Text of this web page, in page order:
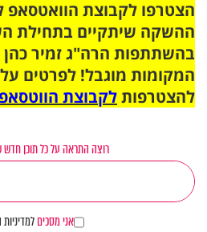
ההשקה שיתקיים בתחילת
בהשתתפות הרה"ג זמיר
המקומות מוגבל! לפרטים
להצטרפותלקבוצת
רוצה התראה על כל תוכן חדש
אני מסכים